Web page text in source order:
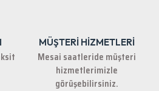
MÜŞTERİ HİZMETLERİ
Mesai saatleride müşteri
hizmetlerimizle
görüşebilirsiniz.